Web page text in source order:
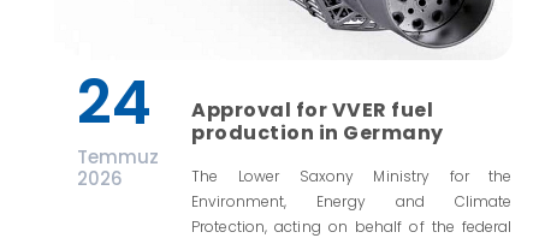
24
Temmuz
2026
Approval for VVER fuel
production in Germany
The Lower Saxony Ministry for the
Environment, Energy and Climate
Protection, acting on behalf of the federal